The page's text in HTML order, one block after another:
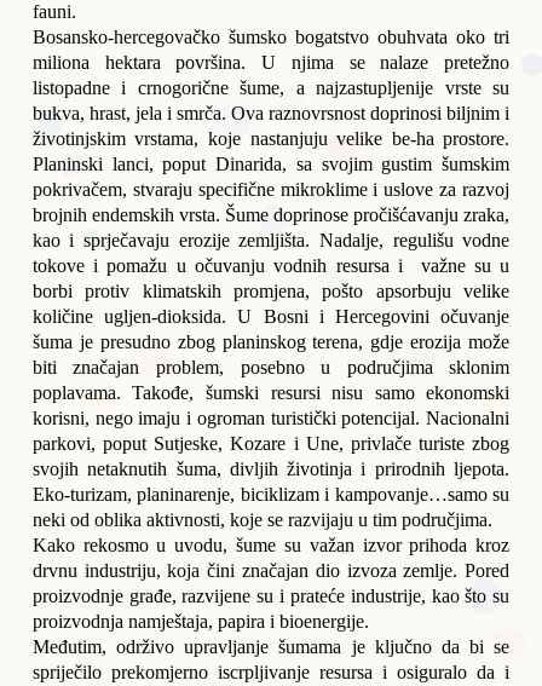
fauni.
Bosansko-hercegovačko šumsko bogatstvo obuhvata oko tri
miliona hektara površina. U njima se nalaze pretežno
listopadne i crnogorične šume, a najzastupljenije vrste su
bukva, hrast, jela i smrča. Ova raznovrsnost doprinosi biljnim i
životinjskim vrstama, koje nastanjuju velike be-ha prostore.
Planinski lanci, poput Dinarida, sa svojim gustim šumskim
pokrivačem, stvaraju specifične mikroklime i uslove za razvoj
brojnih endemskih vrsta. Šume doprinose pročišćavanju zraka,
kao i sprječavaju erozije zemljišta. Nadalje, regulišu vodne
tokove i pomažu u očuvanju vodnih resursa i  važne su u
borbi protiv klimatskih promjena, pošto apsorbuju velike
količine ugljen-dioksida. U Bosni i Hercegovini očuvanje
šuma je presudno zbog planinskog terena, gdje erozija može
biti značajan problem, posebno u područjima sklonim
poplavama. Takođe, šumski resursi nisu samo ekonomski
korisni, nego imaju i ogroman turistički potencijal. Nacionalni
parkovi, poput Sutjeske, Kozare i Une, privlače turiste zbog
svojih netaknutih šuma, divljih životinja i prirodnih ljepota.
Eko-turizam, planinarenje, biciklizam i kampovanje…samo su
neki od oblika aktivnosti, koje se razvijaju u tim područjima.
Kako rekosmo u uvodu, šume su važan izvor prihoda kroz
drvnu industriju, koja čini značajan dio izvoza zemlje. Pored
proizvodnje građe, razvijene su i prateće industrije, kao što su
proizvodnja namještaja, papira i bioenergije.
Međutim, održivo upravljanje šumama je ključno da bi se
spriječilo prekomjerno iscrpljivanje resursa i osiguralo da i